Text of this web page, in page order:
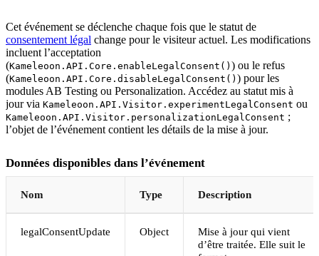
Cet événement se déclenche chaque fois que le statut de
consentement légal change pour le visiteur actuel. Les modifications
incluent l’acceptation
(Kameleoon.API.Core.enableLegalConsent() ) ou le refus
(Kameleoon.API.Core.disableLegalConsent() ) pour les
modules AB Testing ou Personalization. Accédez au statut mis à
jour via Kameleoon.API.Visitor.experimentLegalConsent ou
Kameleoon.API.Visitor.personalizationLegalConsent ;
l’objet de l’événement contient les détails de la mise à jour.
Données disponibles dans l’événement
Nom Type Description
legalConsentUpdate Object
Mise à jour qui vient
d’être traitée. Elle suit le